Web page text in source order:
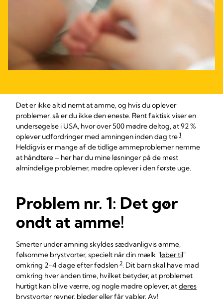
Det er ikke altid nemt at amme, og hvis du oplever
problemer, så er du ikke den eneste. Rent faktisk viser en
undersøgelse i USA, hvor over 500 mødre deltog, at 92 %
oplever udfordringer med amningen inden dag tre 1.
Heldigvis er mange af de tidlige ammeproblemer nemme
at håndtere – her har du mine løsninger på de mest
almindelige problemer, mødre oplever i den første uge.
Problem nr. 1: Det gør
ondt at amme!
Smerter under amning skyldes sædvanligvis ømme,
følsomme brystvorter, specielt når din mælk "løber til"
omkring 2-4 dage efter fødslen 2. Dit barn skal have mad
omkring hver anden time, hvilket betyder, at problemet
hurtigt kan blive værre, og nogle mødre oplever, atderes
brystvorter revner, bløder eller får vabler. Av!